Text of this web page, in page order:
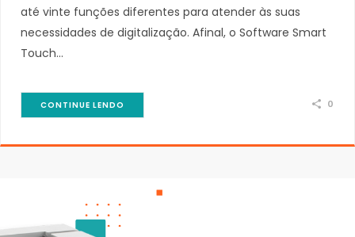
até vinte funções diferentes para atender às suas
necessidades de digitalização. Afinal, o Software Smart
Touch…
CONTINUE LENDO 0